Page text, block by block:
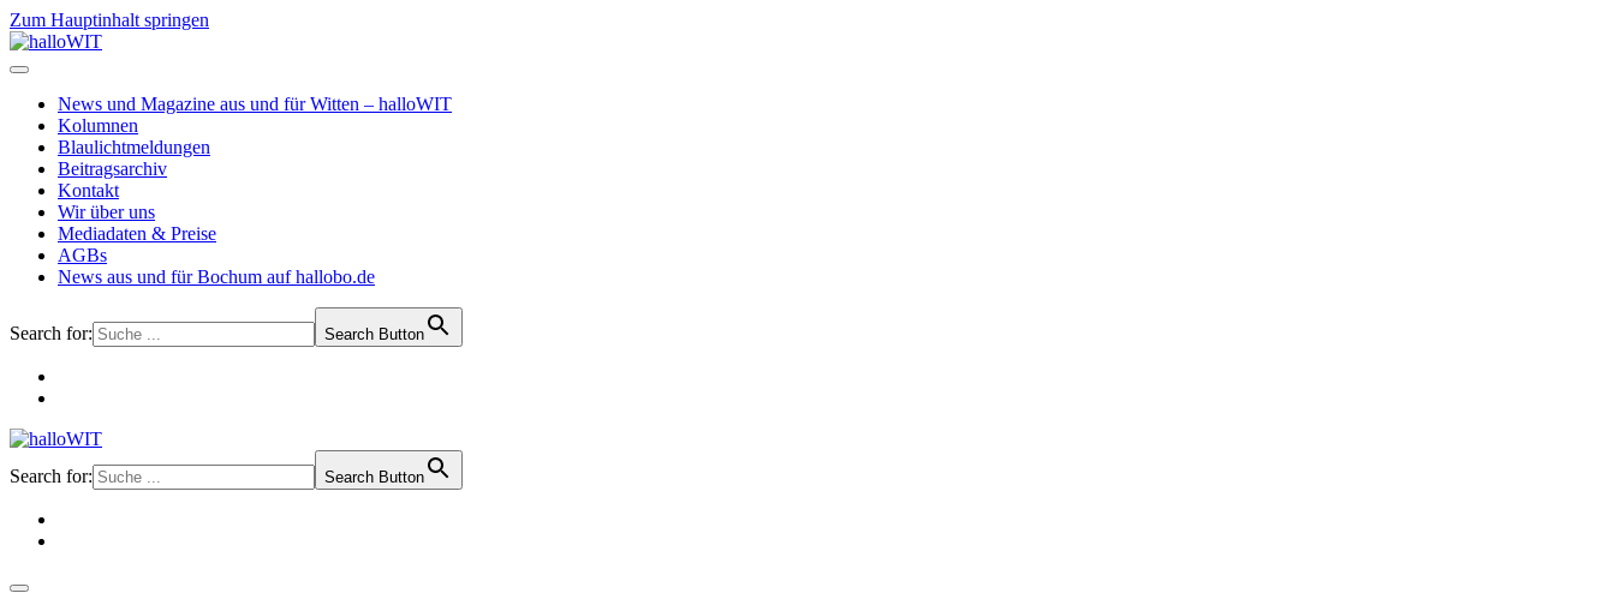
Zum Hauptinhalt springen
News und Magazine aus und für Witten – halloWIT
Kolumnen
Blaulichtmeldungen
Beitragsarchiv
Kontakt
Wir über uns
Mediadaten & Preise
AGBs
News aus und für Bochum auf hallobo.de
Search for: Search Button
Search for: Search Button